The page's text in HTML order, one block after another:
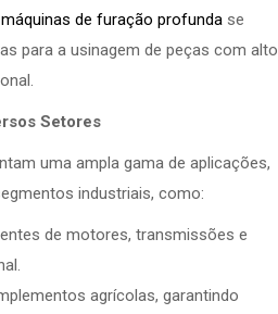
máquinas de furação profunda se
para a usinagem de peças com alto
Setores
uma ampla gama de aplicações,
industriais, como:
de motores, transmissões e
agrícolas, garantindo